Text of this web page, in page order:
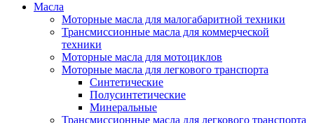
Масла
Моторные масла для малогабаритной техники
Трансмиссионные масла для коммерческой
техники
Моторные масла для мотоциклов
Моторные масла для легкового транспорта
Синтетические
Полусинтетические
Минеральные
Трансмиссионные масла для легкового транспорта